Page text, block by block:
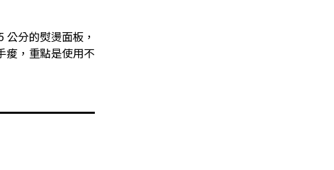
分的熨燙面板，
痠，重點是使用不